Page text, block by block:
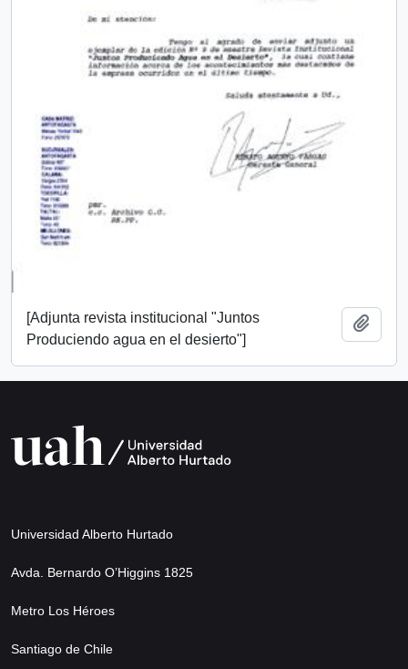
[Adjunta revista institucional "Juntos
Produciendo agua en el desierto"]
Universidad Alberto Hurtado
Avda. Bernardo O’Higgins 1825
Metro Los Héroes
Santiago de Chile